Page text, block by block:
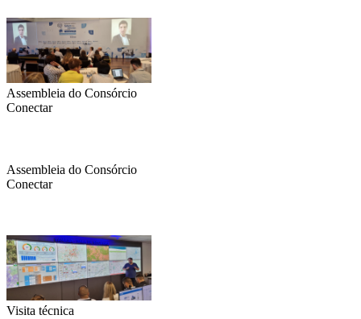
Assembleia do Consórcio
Conectar
Assembleia do Consórcio
Conectar
Visita técnica